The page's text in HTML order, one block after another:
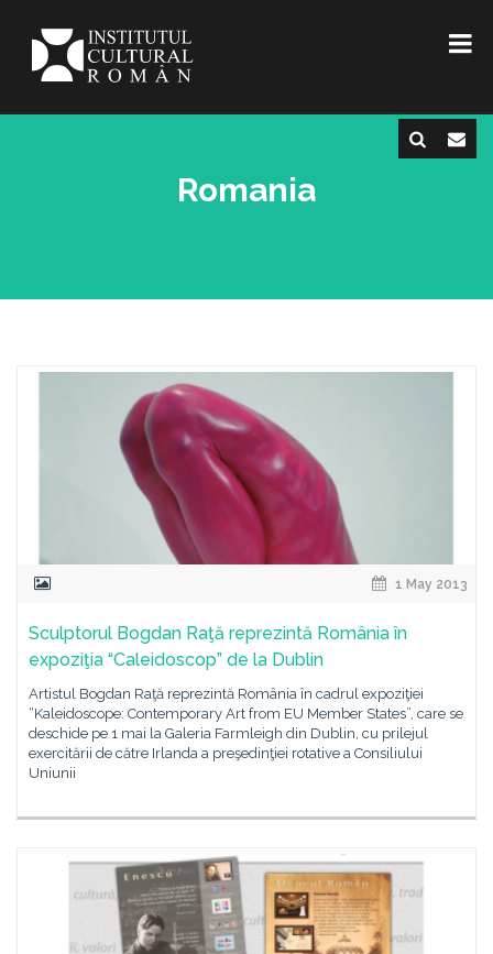
Romania
1 May 2013
Sculptorul Bogdan Raţă reprezintă România în
expoziţia “Caleidoscop” de la Dublin
Artistul Bogdan Raţă reprezintă România în cadrul expoziţiei
“Kaleidoscope: Contemporary Art from EU Member States”, care se
deschide pe 1 mai la Galeria Farmleigh din Dublin, cu prilejul
exercitării de către Irlanda a preşedinţiei rotative a Consiliului
Uniunii